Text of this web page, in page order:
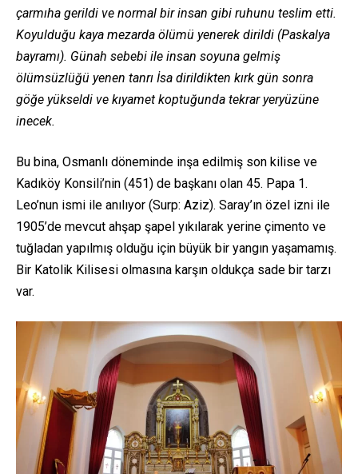
çarmıha gerildi ve normal bir insan gibi ruhunu teslim etti.
Koyulduğu kaya mezarda ölümü yenerek dirildi (Paskalya
bayramı). Günah sebebi ile insan soyuna gelmiş
ölümsüzlüğü yenen tanrı İsa dirildikten kırk gün sonra
göğe yükseldi ve kıyamet koptuğunda tekrar yeryüzüne
inecek.
Bu bina, Osmanlı döneminde inşa edilmiş son kilise ve
Kadıköy Konsili’nin (451) de başkanı olan 45. Papa 1.
Leo’nun ismi ile anılıyor (Surp: Aziz). Saray’ın özel izni ile
1905’de mevcut ahşap şapel yıkılarak yerine çimento ve
tuğladan yapılmış olduğu için büyük bir yangın yaşamamış.
Bir Katolik Kilisesi olmasına karşın oldukça sade bir tarzı
var.